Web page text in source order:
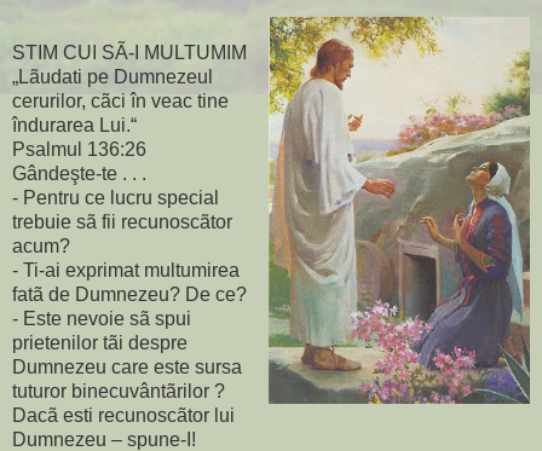
STIM CUI SÃ-I MULTUMIM
„Lãudati pe Dumnezeul
cerurilor, cãci în veac tine
îndurarea Lui.“
Psalmul 136:26
Gândeşte-te . . .
- Pentru ce lucru special
trebuie sã fii recunoscãtor
acum?
- Ti-ai exprimat multumirea
fatã de Dumnezeu? De ce?
- Este nevoie sã spui
prietenilor tãi despre
Dumnezeu care este sursa
tuturor binecuvântãrilor ?
Dacã esti recunoscãtor lui
Dumnezeu – spune-I!